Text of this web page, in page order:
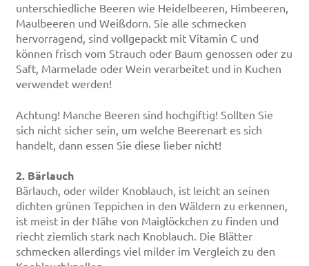
unterschiedliche Beeren wie Heidelbeeren, Himbeeren,
Maulbeeren und Weißdorn. Sie alle schmecken
hervorragend, sind vollgepackt mit Vitamin C und
können frisch vom Strauch oder Baum genossen oder zu
Saft, Marmelade oder Wein verarbeitet und in Kuchen
verwendet werden!
Achtung! Manche Beeren sind hochgiftig! Sollten Sie
sich nicht sicher sein, um welche Beerenart es sich
handelt, dann essen Sie diese lieber nicht!
2. Bärlauch
Bärlauch, oder wilder Knoblauch, ist leicht an seinen
dichten grünen Teppichen in den Wäldern zu erkennen,
ist meist in der Nähe von Maiglöckchen zu finden und
riecht ziemlich stark nach Knoblauch. Die Blätter
schmecken allerdings viel milder im Vergleich zu den